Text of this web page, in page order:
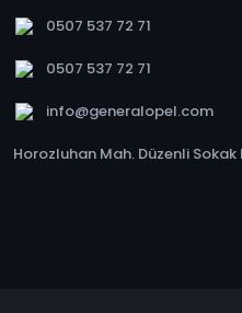
0507 537 72 71
0507 537 72 71
info@generalopel.com
Horozluhan Mah. Düzenli